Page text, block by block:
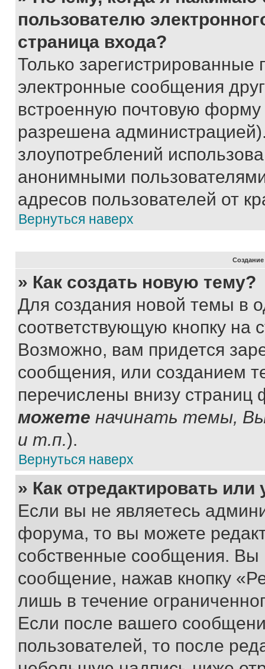
пользователю
страница входа?
Только зарегистрированные
электронные сообщения
встроенную почтовую
разрешена
злоупотреблений
анонимными
адресов пользователей от
Вернуться наверх
» Как создать новую тему?
Для создания новой темы в
соответствующую кнопку
Возможно, вам придется
сообщения, или созданием
перечислены внизу
можете начинать темы,
и т.п.).
Вернуться наверх
» Как отредактировать
Если вы не являетесь
форума, то вы можете
собственные сообщения. Вы
сообщение, нажав кнопку
лишь в течение
Если после вашего
пользователей, то после